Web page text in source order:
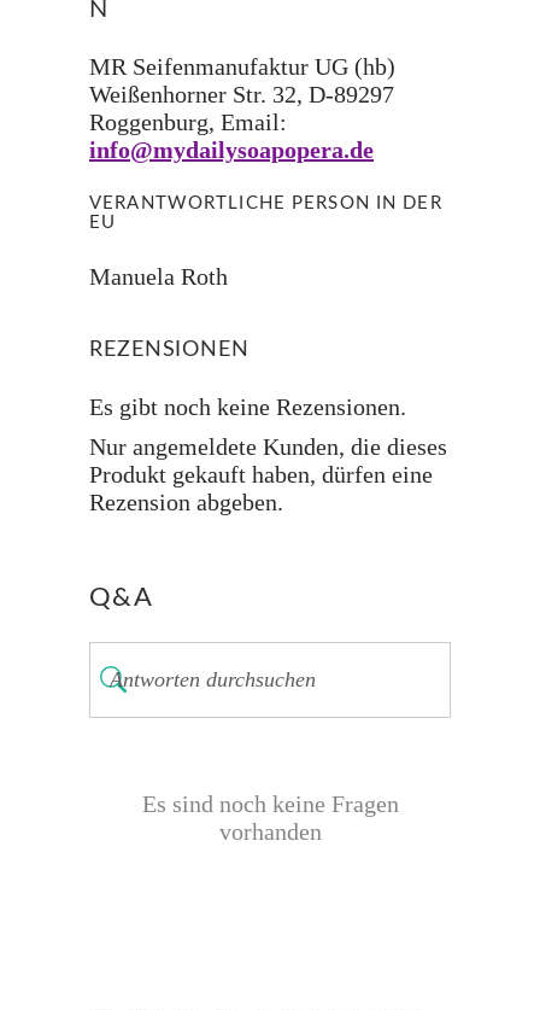
N
MR Seifenmanufaktur UG (hb)
Weißenhorner Str. 32, D-89297
Roggenburg, Email:
info@mydailysoapopera.de
VERANTWORTLICHE PERSON IN DER
EU
Manuela Roth
REZENSIONEN
Es gibt noch keine Rezensionen.
Nur angemeldete Kunden, die dieses
Produkt gekauft haben, dürfen eine
Rezension abgeben.
Q&A
Es sind noch keine Fragen
vorhanden